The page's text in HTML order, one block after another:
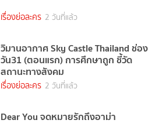
เรื่องย่อละคร 2 วันที่แล้ว
วิมานอากาศ Sky Castle Thailand ช่อง
วัน31 (ตอนแรก) การศึกษาถูก ชี้วัด
สถานะทางสังคม
เรื่องย่อละคร 2 วันที่แล้ว
Dear You จดหมายรักถึงอาม่า